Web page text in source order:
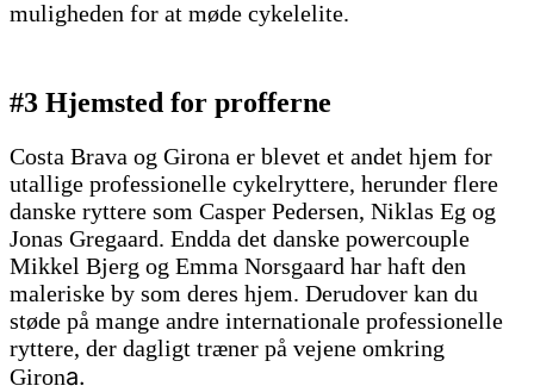
muligheden for at møde cykelelite.
#3 Hjemsted for profferne
Costa Brava og Girona er blevet et andet hjem for
utallige professionelle cykelryttere, herunder flere
danske ryttere som Casper Pedersen, Niklas Eg og
Jonas Gregaard. Endda det danske powercouple
Mikkel Bjerg og Emma Norsgaard har haft den
maleriske by som deres hjem. Derudover kan du
støde på mange andre internationale professionelle
ryttere, der dagligt træner på vejene omkring
Girona.